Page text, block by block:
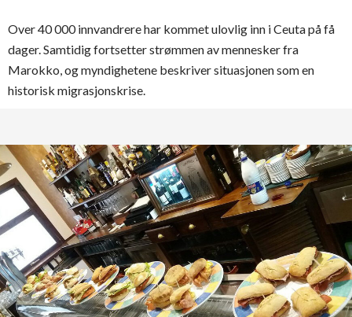
Over 40 000 innvandrere har kommet ulovlig inn i Ceuta på få
dager. Samtidig fortsetter strømmen av mennesker fra
Marokko, og myndighetene beskriver situasjonen som en
historisk migrasjonskrise.